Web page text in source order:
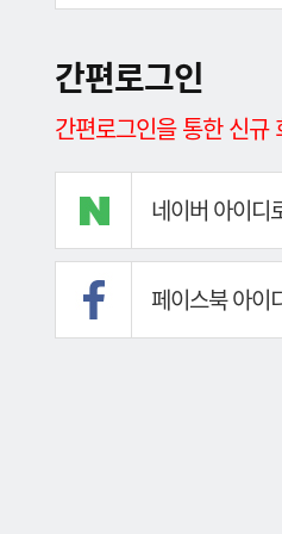
간편로그인
간편로그인을 통한 신규
네이버 아이디
페이스북 아이